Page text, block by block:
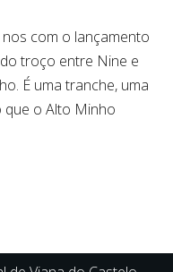
com o lançamento
troço entre Nine e
É uma tranche, uma
que o Alto Minho